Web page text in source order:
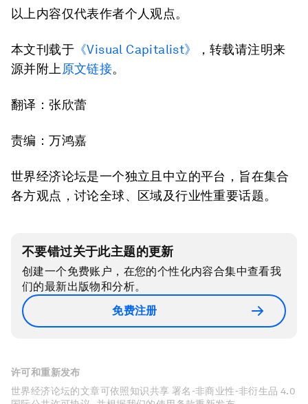
以上内容仅代表作者个人观点。
本文刊载于 《Visual Capitalist》
，转载请注明来
源并附上 原文链接。
翻译：张欣蕾
责编：万鸿嘉
世界经济论坛是一个独立且中立的平台，旨在集合
各方观点，讨论全球、区域及行业性重要话题。
不要错过关于此主题的更新
创建一个免费账户，在您的个性化内容合集中查看我
们的最新出版物和分析。
免费注册
许可和重新发布
世界经济论坛的文章可依照知识共享 署名-非商业性-非衍生品 4.0